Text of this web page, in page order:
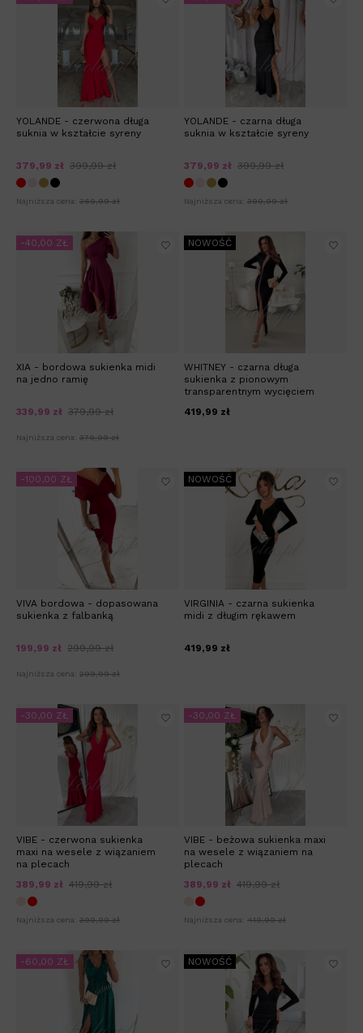
YOLANDE - czerwona długa
suknia w kształcie syreny
379,99 zł 399,99 zł
Najniższa cena: 369,99 zł
YOLANDE - czarna długa
suknia w kształcie syreny
379,99 zł 399,99 zł
Najniższa cena: 399,99 zł
XIA - bordowa sukienka midi
na jedno ramię
339,99 zł 379,99 zł
Najniższa cena: 379,99 zł
-40,00 ZŁ
WHITNEY - czarna długa
sukienka z pionowym
transparentnym wycięciem
419,99 zł
NOWOŚĆ
VIVA bordowa - dopasowana
sukienka z falbanką
199,99 zł 299,99 zł
Najniższa cena: 299,99 zł
-100,00 ZŁ
VIRGINIA - czarna sukienka
midi z długim rękawem
419,99 zł
NOWOŚĆ
VIBE - czerwona sukienka
maxi na wesele z wiązaniem
na plecach
389,99 zł 419,99 zł
Najniższa cena: 399,99 zł
-30,00 ZŁ
VIBE - beżowa sukienka maxi
na wesele z wiązaniem na
plecach
389,99 zł 419,99 zł
Najniższa cena: 419,99 zł
-30,00 ZŁ
-60,00 ZŁ NOWOŚĆ